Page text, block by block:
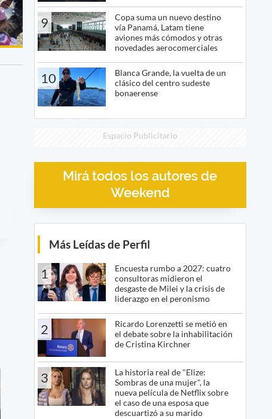
9
Copa suma un nuevo destino
vía Panamá, Latam tiene
aviones más cómodos y otras
novedades aerocomerciales
10
Blanca Grande, la vuelta de un
clásico del centro sudeste
bonaerense
Espacio Publicitario
Mirá todos los autores de
Weekend
Más Leídas de Perfil
1
Encuesta rumbo a 2027: cuatro
consultoras midieron el
desgaste de Milei y la crisis de
liderazgo en el peronismo
2
Ricardo Lorenzetti se metió en
el debate sobre la inhabilitación
de Cristina Kirchner
3
La historia real de "Elize:
Sombras de una mujer", la
nueva película de Netflix sobre
el caso de una esposa que
descuartizó a su marido